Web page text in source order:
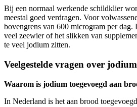
Bij een normaal werkende schildklier
meestal goed verdragen. Voor
bovengrens van 600 microgram per dag.
veel zeewier of het slikken van
te veel jodium zitten.
Veelgestelde vragen over jodium
Waarom is jodium toegevoegd aan
In Nederland is het aan brood